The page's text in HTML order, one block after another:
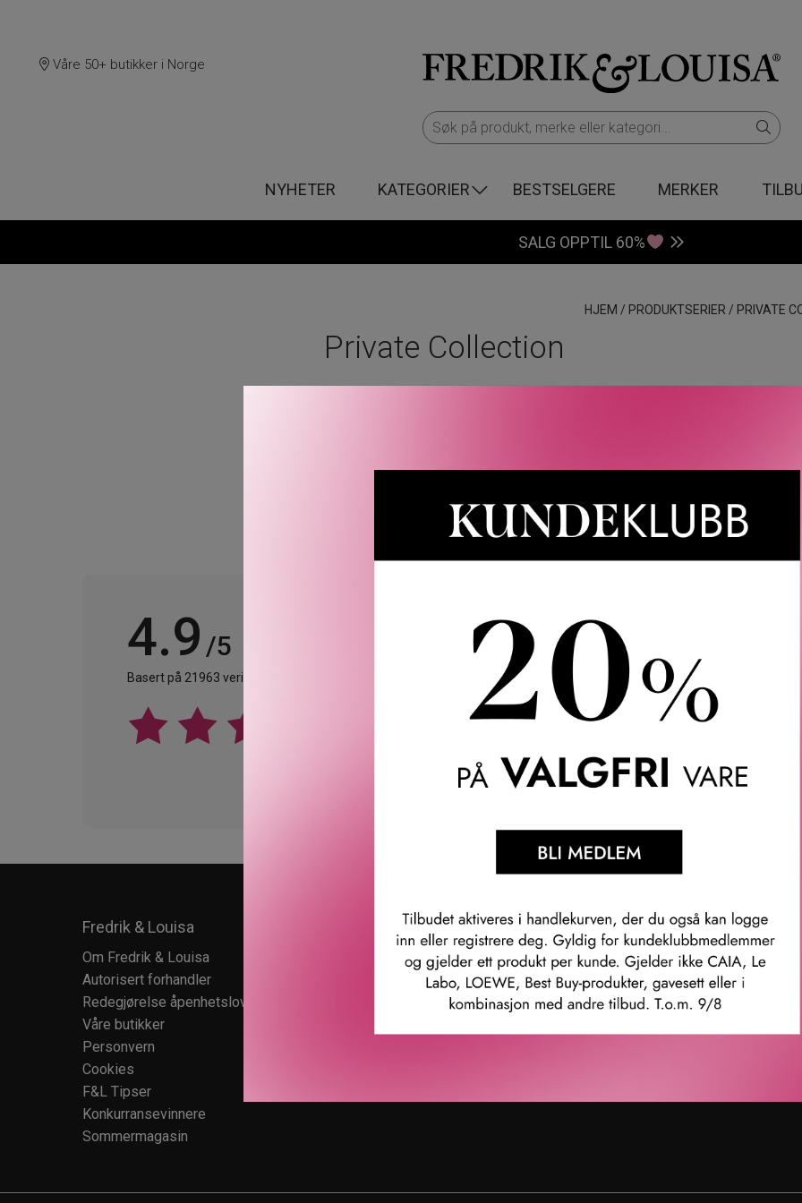
Våre 50+ butikker i Norge
NYHETER KATEGORIER BESTSELGERE MERKER
SALG OPPTIL 60%
HJEM / PRODUKTSERIER / PRIVATE
Private Collection
Våre kunder om oss
4.9 /5
Basert på 21963 verifiserte omtaler.
Anette L.
Verifisert kunde
Topp
Fredrik & Louisa
Om Fredrik & Louisa
Autorisert forhandler
Redegjørelse åpenhetsloven
Våre butikker
Personvern
Cookies
F&L Tipser
Konkurransevinnere
Sommermagasin
Kundesenter
Kundeservice
Salgsbetingelser
Karriere
Ledige stillinger